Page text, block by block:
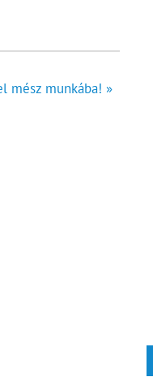
mész munkába! »